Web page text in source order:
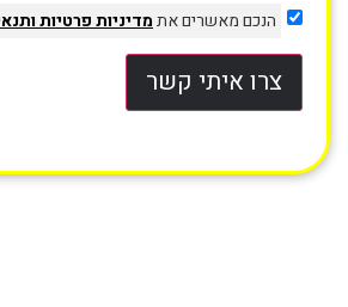
הנכם מאשרים אתמדיניות פרטיות
צרו איתי קשר